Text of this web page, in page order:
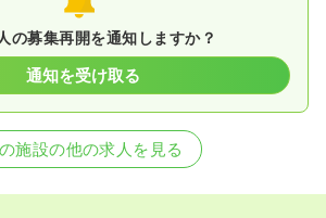
の募集再開を通知しますか？
通知を受け取る
施設の他の求人を見る